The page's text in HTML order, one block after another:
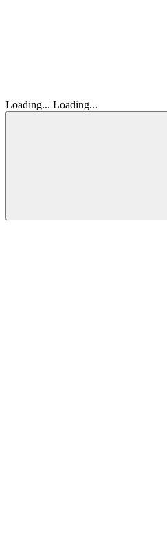
Loading... Loading...